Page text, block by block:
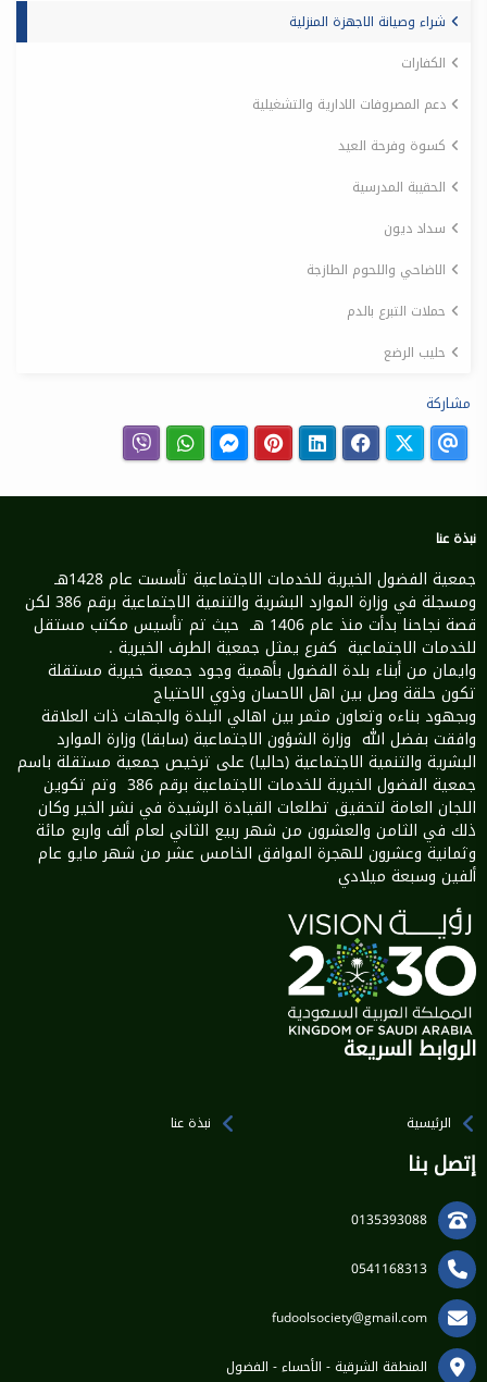
شراء وصيانة الاجهزة المنزلية
الكفارات
دعم المصروفات الادارية والتشغيلية
كسوة وفرحة العيد
الحقيبة المدرسية
سداد ديون
الاضاحي واللحوم الطازجة
حملات التبرع بالدم
حليب الرضع
مشاركة
نبذة عنا
جمعية الفضول الخيرية للخدمات الاجتماعية تأسست عام 1428هـ
ومسجلة في وزارة الموارد البشرية والتنمية الاجتماعية برقم 386 لكن
قصة نجاحنا بدأت منذ عام 1406 هـ حيث تم تأسيس مكتب مستقل
للخدمات الاجتماعية كفرع يمثل جمعية الطرف الخيرية .
وايمان من أبناء بلدة الفضول بأهمية وجود جمعية خيرية مستقلة
تكون حلقة وصل بين اهل الاحسان وذوي الاحتياج
وبجهود بناءه وتعاون مثمر بين اهالي البلدة والجهات ذات العلاقة
وافقت بفضل الله وزارة الشؤون الاجتماعية (سابقا) وزارة الموارد
البشرية والتنمية الاجتماعية (حاليا) على ترخيص جمعية مستقلة باسم
جمعية الفضول الخيرية للخدمات الاجتماعية برقم 386 وتم تكوين
اللجان العامة لتحقيق تطلعات القيادة الرشيدة في نشر الخير وكان
ذلك في الثامن والعشرون من شهر ربيع الثاني لعام ألف واربع مائة
وثمانية وعشرون للهجرة الموافق الخامس عشر من شهر مايو عام
ألفين وسبعة ميلادي
الروابط السريعة
الرئيسية نبذة عنا
إتصل بنا
0135393088
0541168313
fudoolsociety@gmail.com
المنطقة الشرقية - الأحساء - الفضول